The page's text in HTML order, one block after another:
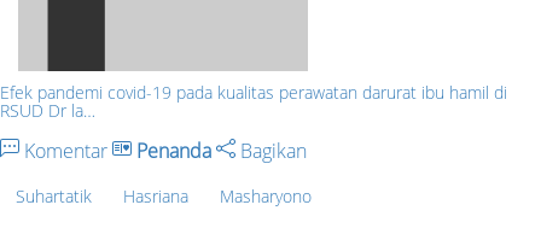
Efek pandemi covid-19 pada kualitas perawatan darurat ibu hamil di
RSUD Dr la…
Komentar Penanda Bagikan
Suhartatik Hasriana Masharyono